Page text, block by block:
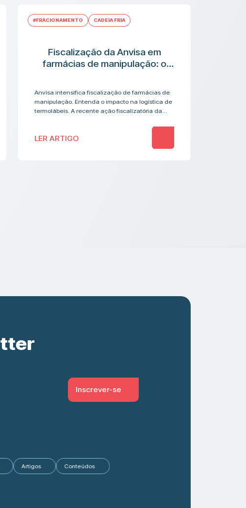
#FRACIONAMENTO CADEIA FRIA
Fiscalização da Anvisa em
farmácias de manipulação: o
Anvisa intensifica fiscalização de farmácias de
manipulação. Entenda o impacto na logística de
termolábeis. A recente ação fiscalizatória da
LER ARTIGO
Inscrever-se
Artigos Conteúdos